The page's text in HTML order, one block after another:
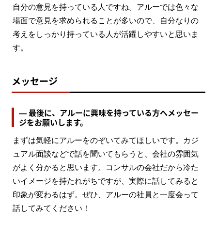
自分の意見を持っている人ですね。アルーでは色々な
場面で意見を求められることが多いので、自分なりの
考えをしっかり持っている人が活躍しやすいと思いま
す。
メッセージ
― 最後に、アルーに興味を持っている方へメッセー
ジをお願いします。
まずは気軽にアルーをのぞいてみてほしいです。カジ
ュアル面談などで話を聞いてもらうと、会社の雰囲気
がよく分かると思います。コンサルの会社だから冷た
いイメージを持たれがちですが、実際に話してみると
印象が変わるはず。ぜひ、アルーの社員と一度会って
話してみてください！